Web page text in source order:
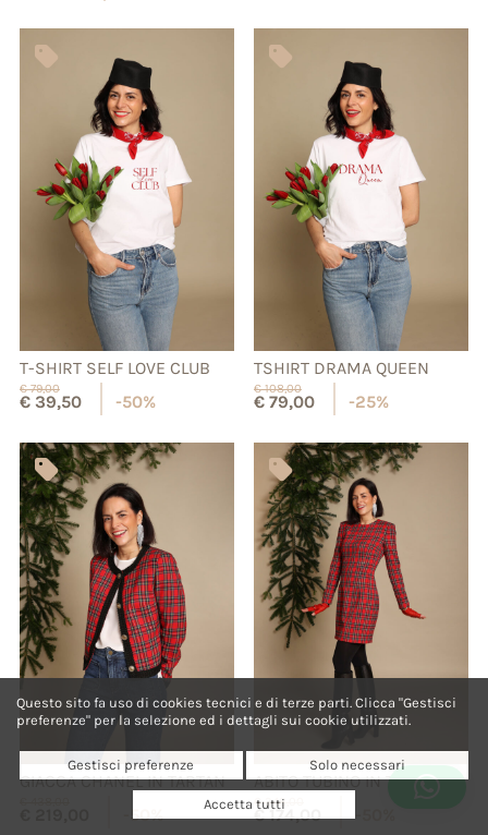
T-SHIRT SELF LOVE CLUB
€79,00
€39,50 -50%
TSHIRT DRAMA QUEEN
€108,00
€79,00 -25%
GIACCA CHANEL IN TARTAN
-50%
ABITO TUBINO IN TARTAN
€348,00
€174,00 -50%
Questo sito fa uso di cookies tecnici e di terze parti. Clicca "Gestisci
preferenze" per la selezione ed i dettagli sui cookie utilizzati.
Gestisci preferenze Solo necessari
Accetta tutti